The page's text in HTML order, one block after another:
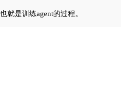
是训练agent的过程。